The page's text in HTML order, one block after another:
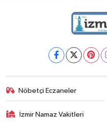
Nöbetçi Eczaneler
İzmir Namaz Vakitleri